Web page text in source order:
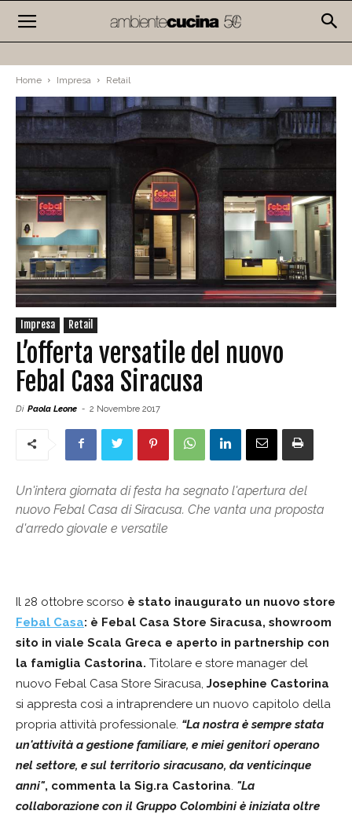
Home Impresa Retail
Impresa Retail
L’offerta versatile del nuovo
Febal Casa Siracusa
Di Paola Leone - 2 Novembre 2017
Un'intera giornata di festa ha segnato l'apertura del
nuovo Febal Casa di Siracusa. Che vanta una proposta
d'arredo giovale e versatile
Il 28 ottobre scorso è stato inaugurato un nuovo store
Febal Casa: è Febal Casa Store Siracusa, showroom
sito in viale Scala Greca e aperto in partnership con
la famiglia Castorina. Titolare e store manager del
nuovo Febal Casa Store Siracusa, Josephine Castorina
si appresta così a intraprendere un nuovo capitolo della
propria attività professionale. “La nostra è sempre stata
un'attività a gestione familiare, e miei genitori operano
nel settore, e sul territorio siracusano, da venticinque
anni", commenta la Sig.ra Castorina. "La
collaborazione con il Gruppo Colombini è iniziata oltre